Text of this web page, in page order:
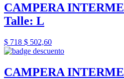
CAMPERA
Talle: L
$ 718 $ 502,60
CAMPERA